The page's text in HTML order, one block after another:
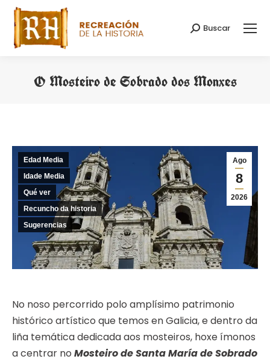
Search:
Buscar
O Mosteiro de Sobrado dos Monxes
Ago
8
2026
Edad Media
Idade Media
Qué ver
Recuncho da historia
Sugerencias
No noso percorrido polo amplísimo patrimonio
histórico artístico que temos en Galicia, e dentro da
liña temática dedicada aos mosteiros, hoxe ímonos
a centrar no Mosteiro de Santa María de Sobrado